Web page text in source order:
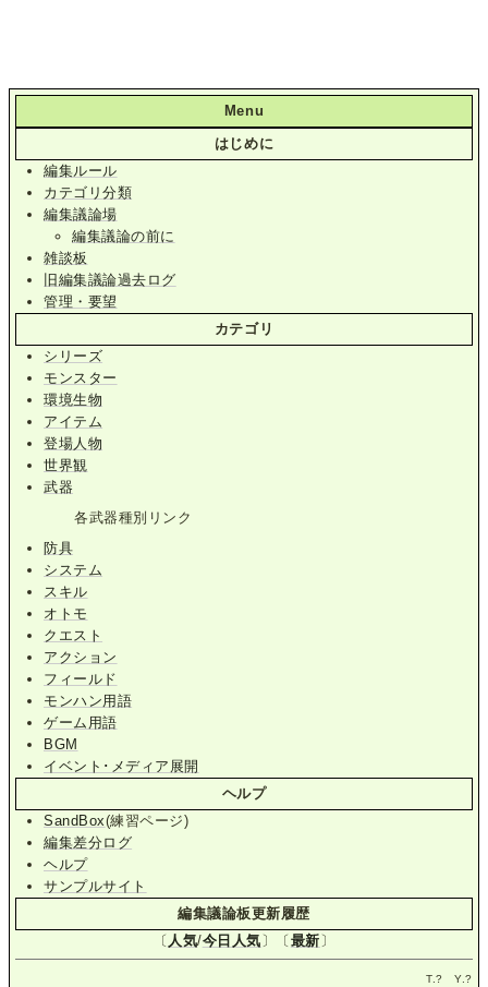
Menu
はじめに
編集ルール
カテゴリ分類
編集議論場
編集議論の前に
雑談板
旧編集議論過去ログ
管理・要望
カテゴリ
シリーズ
モンスター
環境生物
アイテム
登場人物
世界観
武器
各武器種別リンク
防具
システム
スキル
オトモ
クエスト
アクション
フィールド
モンハン用語
ゲーム用語
BGM
イベント･メディア展開
ヘルプ
SandBox(練習ページ)
編集差分ログ
ヘルプ
サンプルサイト
編集議論板更新履歴
〔 人気/今日人気 〕〔 最新 〕
T.? Y.?